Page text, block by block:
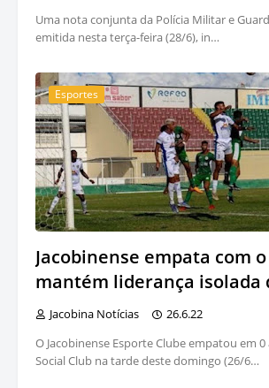
Uma nota conjunta da Polícia Militar e
emitida nesta terça-feira (28/6), in…
Esportes
Jacobinense empata com
mantém liderança isolada
Jacobina Notícias
26.6.22
O Jacobinense Esporte Clube empatou em 0
Social Club na tarde deste domingo (26/6…